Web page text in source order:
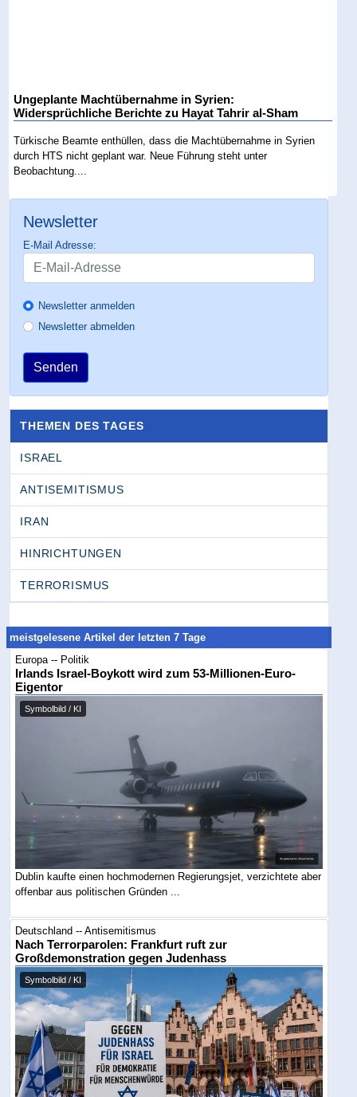
Ungeplante Machtübernahme in Syrien:
Widersprüchliche Berichte zu Hayat Tahrir al-Sham
Türkische Beamte enthüllen, dass die Machtübernahme in Syrien
durch HTS nicht geplant war. Neue Führung steht unter
Beobachtung....
Newsletter
E-Mail Adresse:
Newsletter anmelden
Newsletter abmelden
Senden
THEMEN DES TAGES
ISRAEL
ANTISEMITISMUS
IRAN
HINRICHTUNGEN
TERRORISMUS
meistgelesene Artikel der letzten 7 Tage
Europa -- Politik
Irlands Israel-Boykott wird zum 53-Millionen-Euro-
Eigentor
Symbolbild / KI
Dublin kaufte einen hochmodernen Regierungsjet, verzichtete aber
offenbar aus politischen Gründen ...
Deutschland -- Antisemitismus
Nach Terrorparolen: Frankfurt ruft zur
Großdemonstration gegen Judenhass
Symbolbild / KI